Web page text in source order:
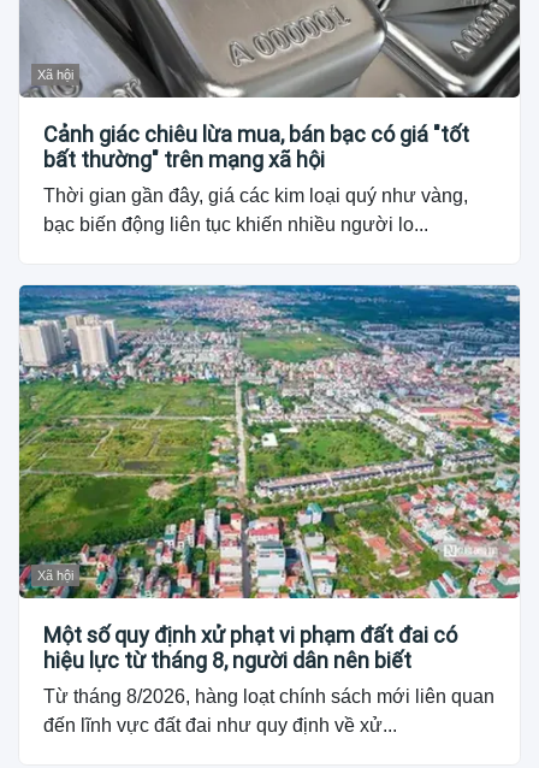
Xã hội
Cảnh giác chiêu lừa mua, bán bạc có giá "tốt
bất thường" trên mạng xã hội
Thời gian gần đây, giá các kim loại quý như vàng,
bạc biến động liên tục khiến nhiều người lo...
Xã hội
Một số quy định xử phạt vi phạm đất đai có
hiệu lực từ tháng 8, người dân nên biết
Từ tháng 8/2026, hàng loạt chính sách mới liên quan
đến lĩnh vực đất đai như quy định về xử...